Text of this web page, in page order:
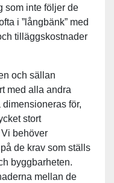
som inte följer de
i ”långbänk” med
tilläggskostnader
och sällan
med alla andra
för,
stort
behöver
de krav som ställs
byggbarheten.
mellan de